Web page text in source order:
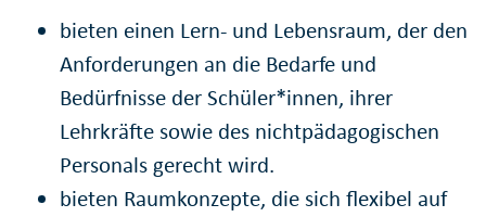
bieten einen Lern- und Lebensraum, der den
Anforderungen an die Bedarfe und
Bedürfnisse der Schüler*innen, ihrer
Lehrkräfte sowie des nichtpädagogischen
Personals gerecht wird.
bieten Raumkonzepte, die sich flexibel auf